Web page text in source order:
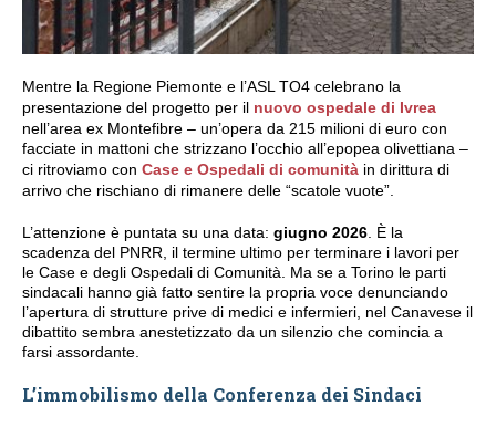
Mentre la Regione Piemonte e l’ASL TO4 celebrano la
presentazione del progetto per il nuovo ospedale di Ivrea
nell’area ex Montefibre – un’opera da 215 milioni di euro con
facciate in mattoni che strizzano l’occhio all’epopea olivettiana –
ci ritroviamo con Case e Ospedali di comunità in dirittura di
arrivo che rischiano di rimanere delle “scatole vuote”.
L’attenzione è puntata su una data: giugno 2026 . È la
scadenza del PNRR, il termine ultimo per terminare i lavori per
le Case e degli Ospedali di Comunità. Ma se a Torino le parti
sindacali hanno già fatto sentire la propria voce denunciando
l’apertura di strutture prive di medici e infermieri, nel Canavese il
dibattito sembra anestetizzato da un silenzio che comincia a
farsi assordante.
L’immobilismo della Conferenza dei Sindaci